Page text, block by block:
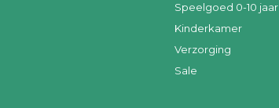
Speelgoed 0-10 jaar
Kinderkamer
Verzorging
Sale